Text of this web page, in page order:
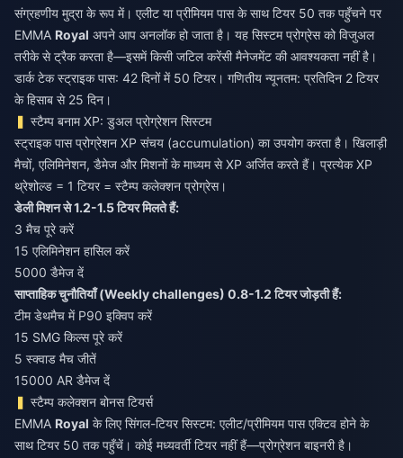
संग्रहणीय मुद्रा के रूप में। एलीट या प्रीमियम पास के साथ टियर 50 तक पहुँचने पर
EMMA Royal अपने आप अनलॉक हो जाता है। यह सिस्टम प्रोग्रेस को विजुअल
तरीके से ट्रैक करता है—इसमें किसी जटिल करेंसी मैनेजमेंट की आवश्यकता नहीं है।
डार्क टेक स्ट्राइक पास: 42 दिनों में 50 टियर। गणितीय न्यूनतम: प्रतिदिन 2 टियर
के हिसाब से 25 दिन।
स्टैम्प बनाम XP: डुअल प्रोग्रेशन सिस्टम
स्ट्राइक पास प्रोग्रेशन XP संचय (accumulation) का उपयोग करता है। खिलाड़ी
मैचों, एलिमिनेशन, डैमेज और मिशनों के माध्यम से XP अर्जित करते हैं। प्रत्येक XP
थ्रेशोल्ड = 1 टियर = स्टैम्प कलेक्शन प्रोग्रेस।
डेली मिशन से 1.2-1.5 टियर मिलते हैं:
3 मैच पूरे करें
15 एलिमिनेशन हासिल करें
5000 डैमेज दें
साप्ताहिक चुनौतियाँ (Weekly challenges) 0.8-1.2 टियर जोड़ती हैं:
टीम डेथमैच में P90 इक्विप करें
15 SMG किल्स पूरे करें
5 स्क्वाड मैच जीतें
15000 AR डैमेज दें
स्टैम्प कलेक्शन बोनस टियर्स
EMMA Royal के लिए सिंगल-टियर सिस्टम: एलीट/प्रीमियम पास एक्टिव होने के
साथ टियर 50 तक पहुँचें। कोई मध्यवर्ती टियर नहीं हैं—प्रोग्रेशन बाइनरी है।